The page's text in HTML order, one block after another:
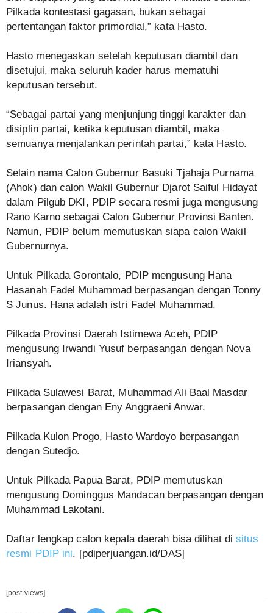
Pilkada kontestasi gagasan, bukan sebagai
pertentangan faktor primordial,” kata Hasto.
Hasto menegaskan setelah keputusan diambil dan
disetujui, maka seluruh kader harus mematuhi
keputusan tersebut.
“Sebagai partai yang menjunjung tinggi karakter dan
disiplin partai, ketika keputusan diambil, maka
semuanya menjalankan perintah partai,” kata Hasto.
Selain nama Calon Gubernur Basuki Tjahaja Purnama
(Ahok) dan calon Wakil Gubernur Djarot Saiful Hidayat
dalam Pilgub DKI, PDIP secara resmi juga mengusung
Rano Karno sebagai Calon Gubernur Provinsi Banten.
Namun, PDIP belum memutuskan siapa calon Wakil
Gubernurnya.
Untuk Pilkada Gorontalo, PDIP mengusung Hana
Hasanah Fadel Muhammad berpasangan dengan Tonny
S Junus. Hana adalah istri Fadel Muhammad.
Pilkada Provinsi Daerah Istimewa Aceh, PDIP
mengusung Irwandi Yusuf berpasangan dengan Nova
Iriansyah.
Pilkada Sulawesi Barat, Muhammad Ali Baal Masdar
berpasangan dengan Eny Anggraeni Anwar.
Pilkada Kulon Progo, Hasto Wardoyo berpasangan
dengan Sutedjo.
Untuk Pilkada Papua Barat, PDIP memutuskan
mengusung Dominggus Mandacan berpasangan dengan
Muhammad Lakotani.
Daftar lengkap calon kepala daerah bisa dilihat disitus
resmi PDIP ini. [pdiperjuangan.id/DAS]
[post-views]